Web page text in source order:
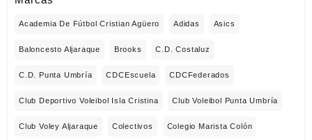
Academia De Fútbol Cristian Agüero Adidas Asics
Baloncesto Aljaraque Brooks C.D. Costaluz
C.D. Punta Umbría CDCEscuela CDCFederados
Club Deportivo Voleibol Isla Cristina Club Voleibol Punta Umbría
Club Voley Aljaraque Colectivos Colegio Marista Colón